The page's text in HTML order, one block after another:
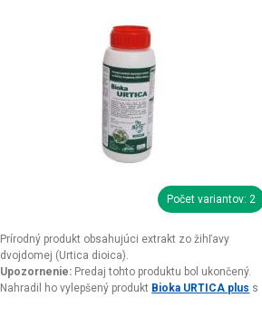
Počet variantov: 2
Prírodný produkt obsahujúci extrakt zo žihľavy
dvojdomej (Urtica dioica).
Upozornenie: Predaj tohto produktu bol ukončený.
Nahradil ho vylepšený produkt Bioka URTICA plus s